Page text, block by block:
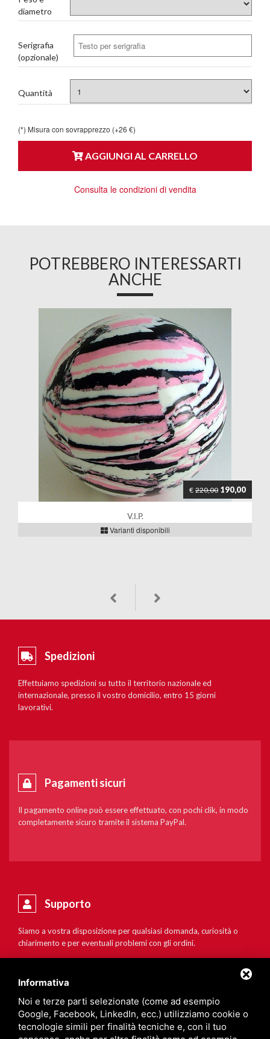
diametro
Serigrafia
(opzionale)
Quantità
(*) Misura con sovrapprezzo (+26 €)
AGGIUNGI AL CARRELLO
Consulta le condizioni di vendita
POTREBBERO INTERESSARTI
ANCHE
€ 220,00 190,00
V.I.P.
Varianti disponibili
Spedizioni
Effettuiamo spedizioni su tutto il territorio nazionale ed
internazionale, presso il vostro domicilio, entro 15 giorni
lavorativi.
Pagamenti sicuri
Il pagamento online può essere effettuato, con pochi clik, in modo
completamente sicuro tramite il sistema PayPal.
Supporto
Siamo a vostra disposizione per qualsiasi domanda, curiosità o
chiarimento e per eventuali problemi con gli ordini.
Informativa
Noi e terze parti selezionate (come ad esempio
Google, Facebook, LinkedIn, ecc.) utilizziamo cookie o
tecnologie simili per finalità tecniche e, con il tuo